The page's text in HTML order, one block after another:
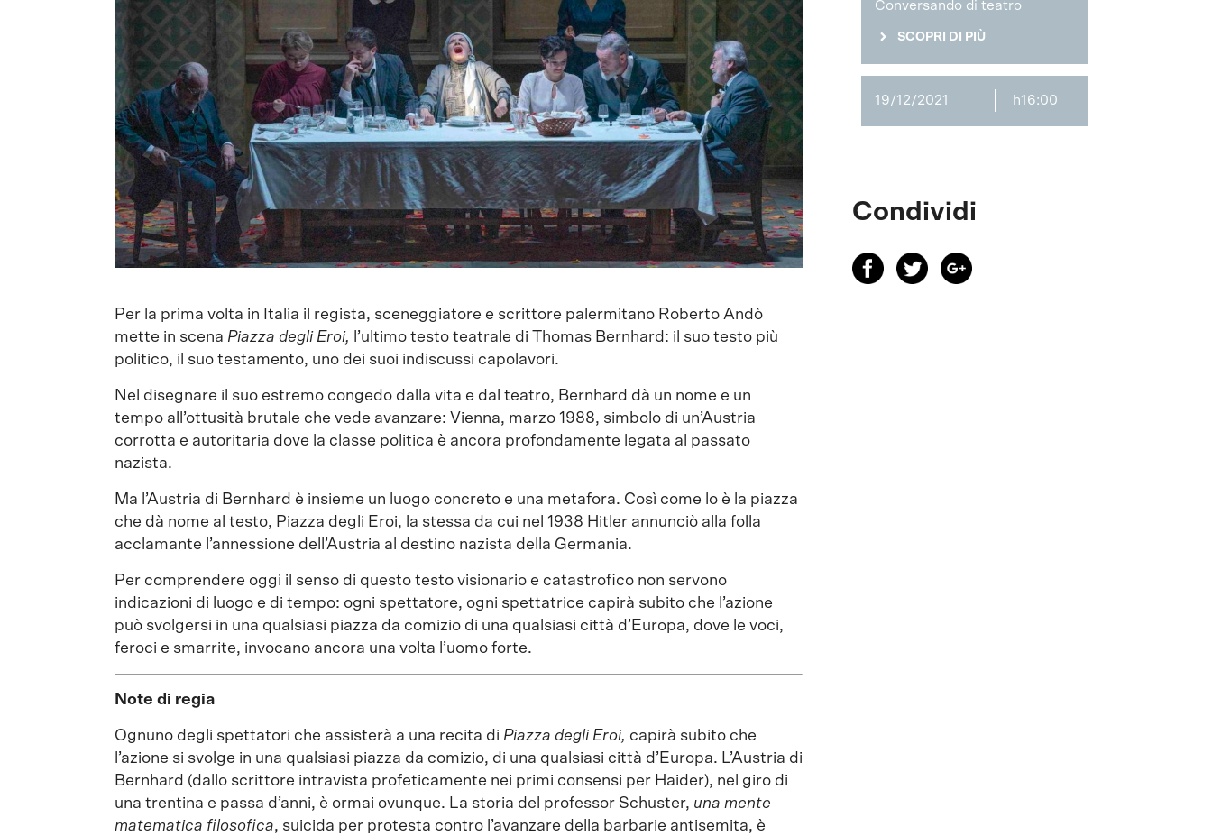
Per la prima volta in Italia il regista, sceneggiatore e scrittore palermitano Roberto Andò
mette in scena Piazza degli Eroi,
l’ultimo testo teatrale di Thomas Bernhard: il suo testo più
politico, il suo testamento, uno dei suoi indiscussi capolavori.
Nel disegnare il suo estremo congedo dalla vita e dal teatro, Bernhard dà un nome e un
tempo all’ottusità brutale che vede avanzare: Vienna, marzo 1988, simbolo di un’Austria
corrotta e autoritaria dove la classe politica è ancora profondamente legata al passato
nazista.
Ma l’Austria di Bernhard è insieme un luogo concreto e una metafora. Così come lo è la piazza
che dà nome al testo, Piazza degli Eroi, la stessa da cui nel 1938 Hitler annunciò alla folla
acclamante l’annessione dell’Austria al destino nazista della Germania.
Per comprendere oggi il senso di questo testo visionario e catastrofico non servono
indicazioni di luogo e di tempo: ogni spettatore, ogni spettatrice capirà subito che l’azione
può svolgersi in una qualsiasi piazza da comizio di una qualsiasi città d’Europa, dove le voci,
feroci e smarrite, invocano ancora una volta l’uomo forte.
Note di regia
Ognuno degli spettatori che assisterà a una recita di Piazza degli Eroi, capirà subito che
l’azione si svolge in una qualsiasi piazza da comizio, di una qualsiasi città d’Europa. L’Austria di
Bernhard (dallo scrittore intravista profeticamente nei primi consensi per Haider), nel giro di
una trentina e passa d’anni, è ormai ovunque. La storia del professor Schuster, una mente
matematica filosofica, suicida per protesta contro l’avanzare della barbarie antisemita, è
Conversando di teatro
SCOPRI DI PIÙ
19/12/2021 h16:00
Condividi